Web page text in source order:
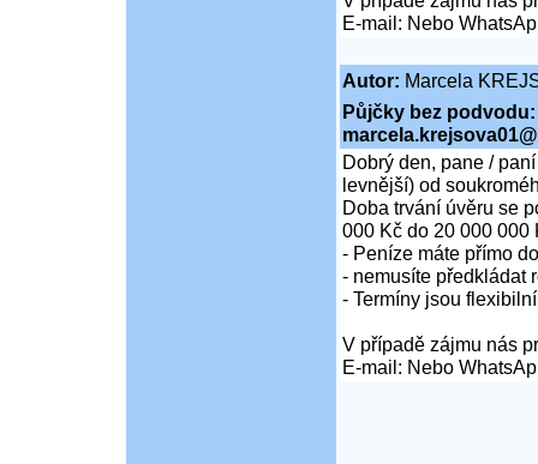
E-mail: Nebo
Autor: Marcela
Půjčky bez podvodu:
Dobrý den, pane /
levnější) od
Doba trvání úvěru se
000 Kč do 20 000 000
- Peníze máte přímo
- nemusíte předkládat
- Termíny jsou
V případě zájmu nás
E-mail: Nebo